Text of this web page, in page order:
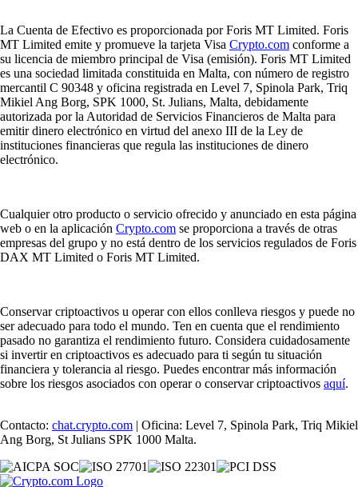
La Cuenta de Efectivo es proporcionada por Foris MT Limited. Foris
MT Limited emite y promueve la tarjeta Visa Crypto.com conforme a
su licencia de miembro principal de Visa (emisión). Foris MT Limited
es una sociedad limitada constituida en Malta, con número de registro
mercantil C 90348 y oficina registrada en Level 7, Spinola Park, Triq
Mikiel Ang Borg, SPK 1000, St. Julians, Malta, debidamente
autorizada por la Autoridad de Servicios Financieros de Malta para
emitir dinero electrónico en virtud del anexo III de la Ley de
instituciones financieras que regula las instituciones de dinero
electrónico.
Cualquier otro producto o servicio ofrecido y anunciado en esta página
web o en la aplicación Crypto.com se proporciona a través de otras
empresas del grupo y no está dentro de los servicios regulados de Foris
DAX MT Limited o Foris MT Limited.
Conservar criptoactivos u operar con ellos conlleva riesgos y puede no
ser adecuado para todo el mundo. Ten en cuenta que el rendimiento
pasado no garantiza el rendimiento futuro. Considera cuidadosamente
si invertir en criptoactivos es adecuado para ti según tu situación
financiera y tolerancia al riesgo. Puedes encontrar más información
sobre los riesgos asociados con operar o conservar criptoactivos aquí.
Contacto: chat.crypto.com | Oficina: Level 7, Spinola Park, Triq Mikiel
Ang Borg, St Julians SPK 1000 Malta.